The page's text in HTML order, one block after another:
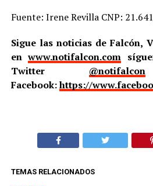
Fuente: Irene Revilla CNP:
Sigue las noticias de Falcón,
enwww.notifalcon.com
Twitter @notifalcon
Facebook:https://
TEMAS RELACIONADOS